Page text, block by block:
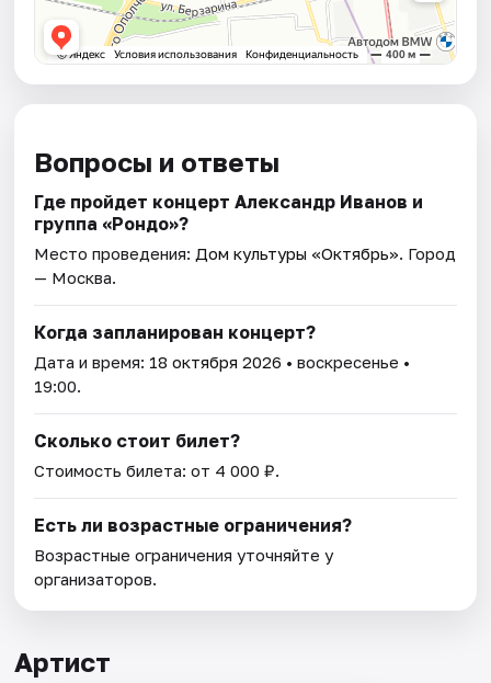
Вопросы и ответы
Где пройдет концерт Александр Иванов и
группа «Рондо»?
Место проведения: Дом культуры «Октябрь». Город
— Москва.
Когда запланирован концерт?
Дата и время: 18 октября 2026 • воскресенье •
19:00.
Сколько стоит билет?
Стоимость билета: от 4 000 ₽.
Есть ли возрастные ограничения?
Возрастные ограничения уточняйте у
организаторов.
Артист